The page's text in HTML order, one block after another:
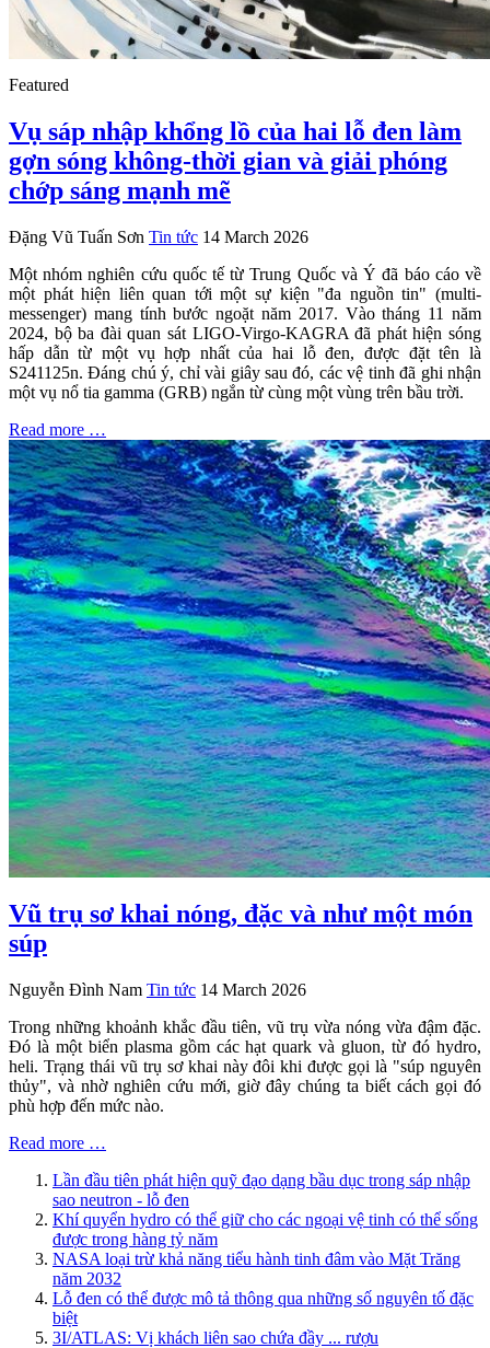
Featured
Vụ sáp nhập khổng lồ của hai lỗ đen làm
gợn sóng không-thời gian và giải phóng
chớp sáng mạnh mẽ
Đặng Vũ Tuấn Sơn Tin tức 14 March 2026
Một nhóm nghiên cứu quốc tế từ Trung Quốc và Ý đã báo cáo về
một phát hiện liên quan tới một sự kiện "đa nguồn tin" (multi-
messenger) mang tính bước ngoặt năm 2017. Vào tháng 11 năm
2024, bộ ba đài quan sát LIGO-Virgo-KAGRA đã phát hiện sóng
hấp dẫn từ một vụ hợp nhất của hai lỗ đen, được đặt tên là
S241125n. Đáng chú ý, chỉ vài giây sau đó, các vệ tinh đã ghi nhận
một vụ nổ tia gamma (GRB) ngắn từ cùng một vùng trên bầu trời.
Read more …
Vũ trụ sơ khai nóng, đặc và như một món
súp
Nguyễn Đình Nam Tin tức 14 March 2026
Trong những khoảnh khắc đầu tiên, vũ trụ vừa nóng vừa đậm đặc.
Đó là một biển plasma gồm các hạt quark và gluon, từ đó hydro,
heli. Trạng thái vũ trụ sơ khai này đôi khi được gọi là "súp nguyên
thủy", và nhờ nghiên cứu mới, giờ đây chúng ta biết cách gọi đó
phù hợp đến mức nào.
Read more …
Lần đầu tiên phát hiện quỹ đạo dạng bầu dục trong sáp nhập
sao neutron - lỗ đen
Khí quyển hydro có thể giữ cho các ngoại vệ tinh có thể sống
được trong hàng tỷ năm
NASA loại trừ khả năng tiểu hành tinh đâm vào Mặt Trăng
năm 2032
Lỗ đen có thể được mô tả thông qua những số nguyên tố đặc
biệt
3I/ATLAS: Vị khách liên sao chứa đầy ... rượu